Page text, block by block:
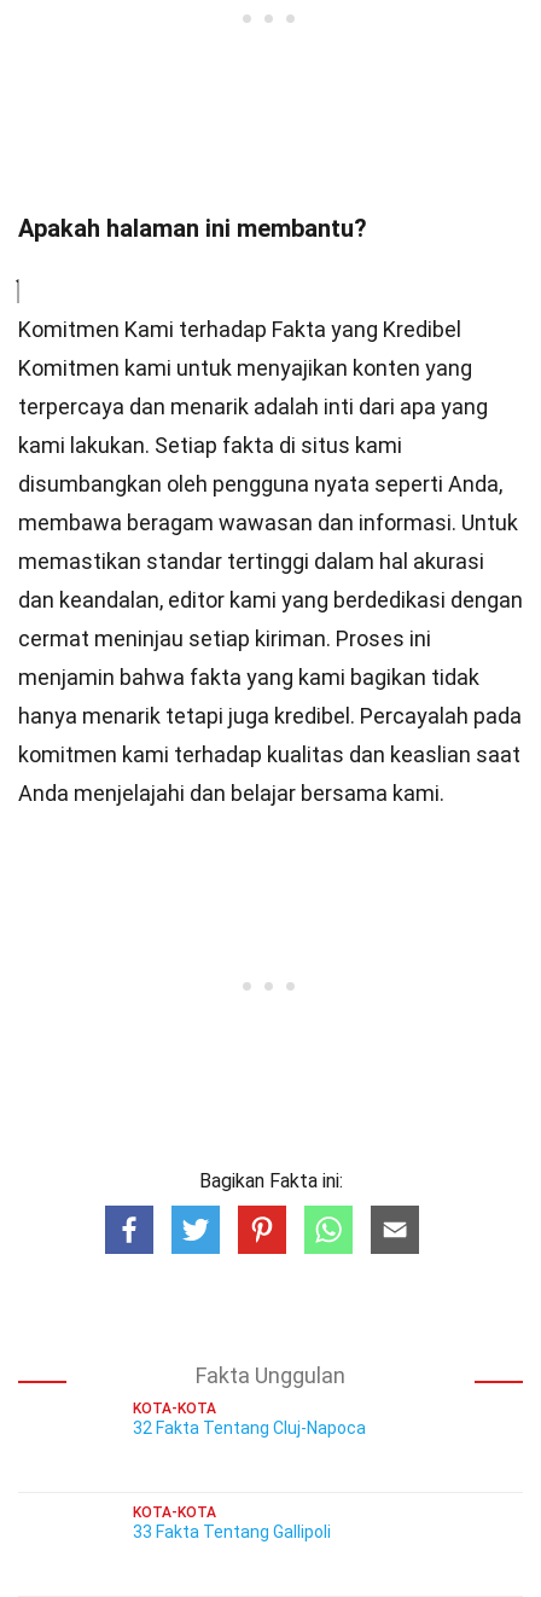
Apakah halaman ini membantu?
Komitmen Kami terhadap Fakta yang Kredibel
Komitmen kami untuk menyajikan konten yang
terpercaya dan menarik adalah inti dari apa yang
kami lakukan. Setiap fakta di situs kami
disumbangkan oleh pengguna nyata seperti Anda,
membawa beragam wawasan dan informasi. Untuk
memastikan standar tertinggi dalam hal akurasi
dan keandalan, editor kami yang berdedikasi dengan
cermat meninjau setiap kiriman. Proses ini
menjamin bahwa fakta yang kami bagikan tidak
hanya menarik tetapi juga kredibel. Percayalah pada
komitmen kami terhadap kualitas dan keaslian saat
Anda menjelajahi dan belajar bersama kami.
Bagikan Fakta ini:
Fakta Unggulan
KOTA-KOTA
32 Fakta Tentang Cluj-Napoca
KOTA-KOTA
33 Fakta Tentang Gallipoli